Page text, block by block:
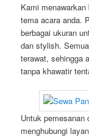
Kami
tema acara anda.
berbagai ukuran
dan stylish.
terawat, sehingga
tanpa khawatir
Untuk pemesanan
menghubungi